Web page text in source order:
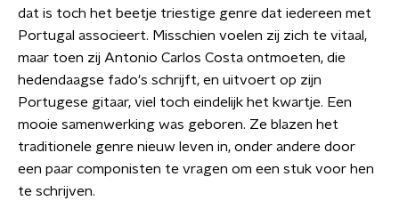
dat is toch het beetje triestige genre dat iedereen met
Portugal associeert. Misschien voelen zij zich te vitaal,
maar toen zij Antonio Carlos Costa ontmoeten, die
hedendaagse fado's schrijft, en uitvoert op zijn
Portugese gitaar, viel toch eindelijk het kwartje. Een
mooie samenwerking was geboren. Ze blazen het
traditionele genre nieuw leven in, onder andere door
een paar componisten te vragen om een stuk voor hen
te schrijven.